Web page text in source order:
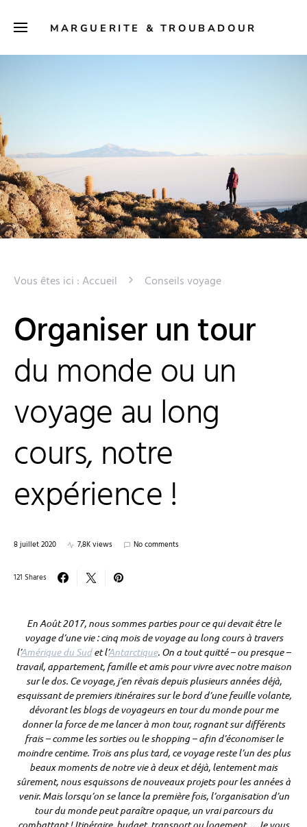
MARGUERITE & TROUBADOUR
Vous êtes ici : Accueil Conseils voyage
Organiser un tour
du monde ou un
voyage au long
cours, notre
expérience !
8 juillet 2020 7,8K views No comments
121 Shares
En Août 2017, nous sommes parties pour ce qui devait être le
voyage d’une vie : cinq mois de voyage au long cours à travers
l’Amérique du Sudet l’Antarctique. On a tout quitté – ou presque –
travail, appartement, famille et amis pour vivre avec notre maison
sur le dos. Ce voyage, j’en rêvais depuis plusieurs années déjà,
esquissant de premiers itinéraires sur le bord d’une feuille volante,
dévorant les blogs de voyageurs en tour du monde pour me
donner la force de me lancer à mon tour, rognant sur différents
frais – comme les sorties ou le shopping – afin d’économiser le
moindre centime. Trois ans plus tard, ce voyage reste l’un des plus
beaux moments de notre vie à deux et déjà, lentement mais
sûrement, nous esquissons de nouveaux projets pour les années à
venir. Mais lorsqu’on se lance la première fois, l’organisation d’un
tour du monde peut paraître opaque, un vrai parcours du